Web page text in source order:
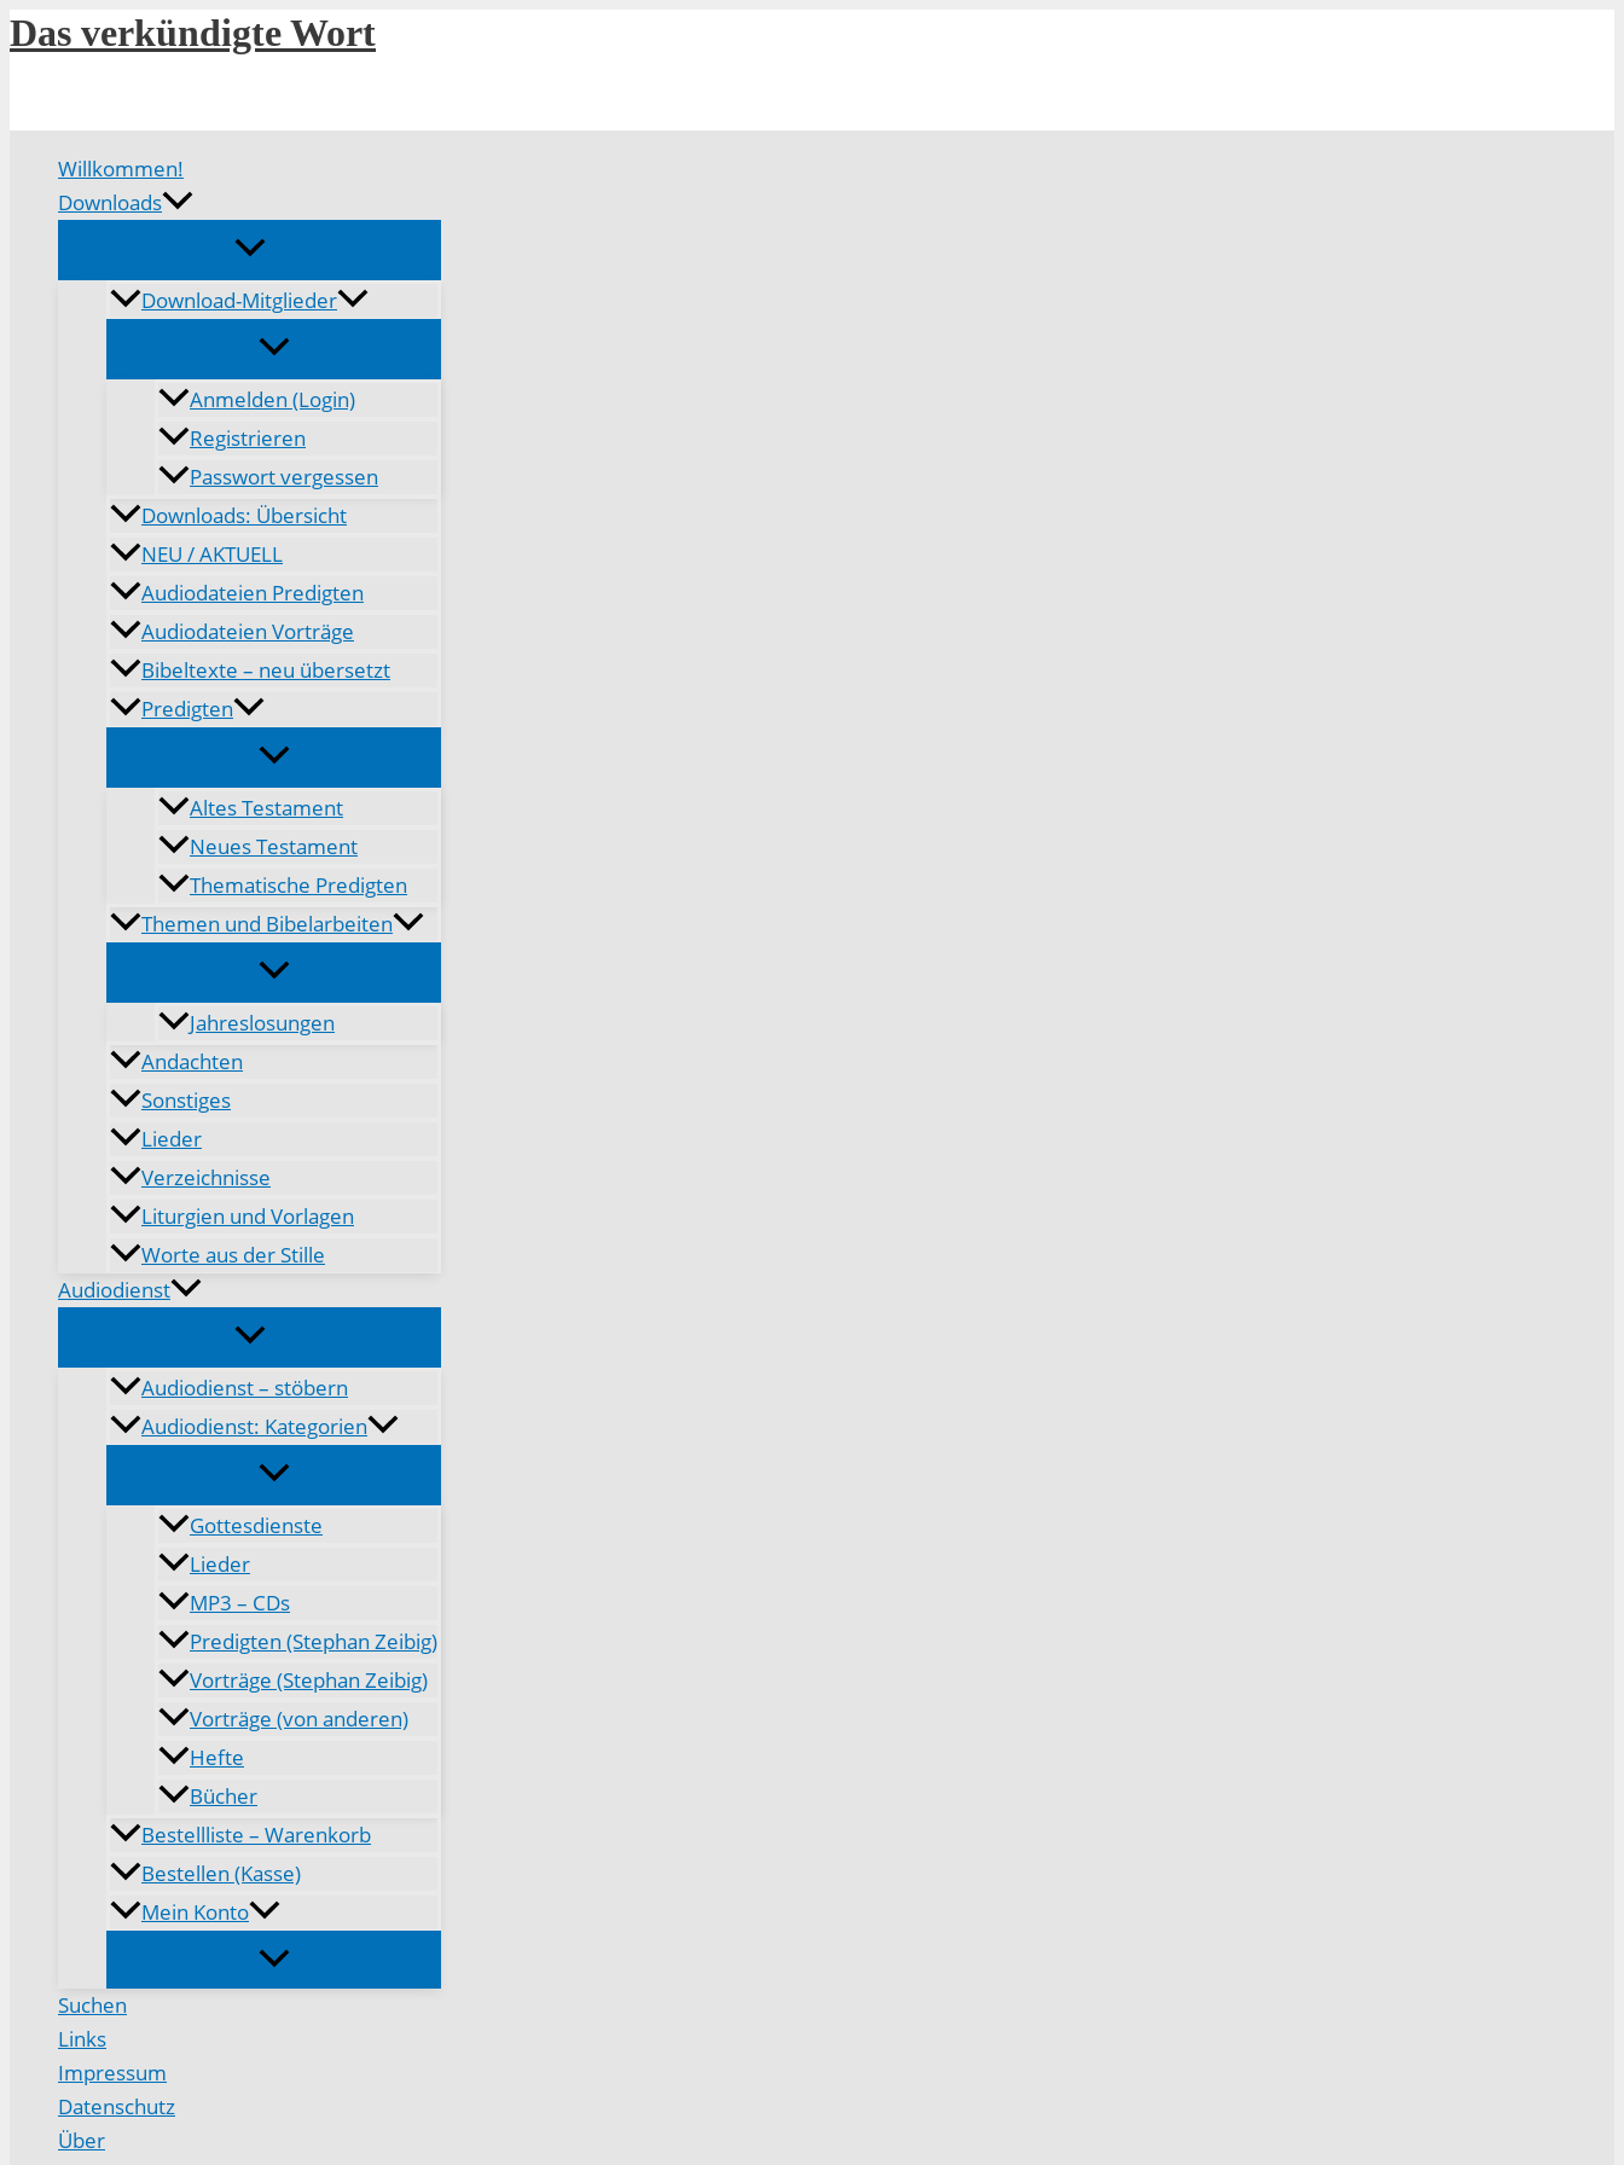
Zum
Inhalt
Das verkündigte Wort
Willkommen!
Downloads
Download-Mitglieder
Anmelden (Login)
Registrieren
Passwort vergessen
Downloads: Übersicht
NEU / AKTUELL
Audiodateien Predigten
Audiodateien Vorträge
Bibeltexte – neu übersetzt
Predigten
Altes Testament
Neues Testament
Thematische Predigten
Themen und Bibelarbeiten
Jahreslosungen
Andachten
Sonstiges
Lieder
Verzeichnisse
Liturgien und Vorlagen
Worte aus der Stille
Audiodienst
Audiodienst – stöbern
Audiodienst: Kategorien
Gottesdienste
Lieder
MP3 – CDs
Predigten (Stephan Zeibig)
Vorträge (Stephan Zeibig)
Vorträge (von anderen)
Hefte
Bücher
Bestellliste – Warenkorb
Bestellen (Kasse)
Mein Konto
Suchen
Links
Impressum
Datenschutz
Über